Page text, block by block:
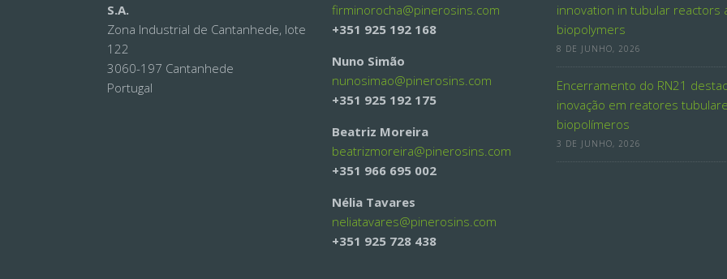
S.A.
Zona Industrial de Cantanhede, lote
122
3060-197 Cantanhede
Portugal
firminorocha@pinerosins.com
+351 925 192 168
Nuno Simão
nunosimao@pinerosins.com
+351 925 192 175
Beatriz Moreira
beatrizmoreira@pinerosins.com
+351 966 695 002
Nélia Tavares
neliatavares@pinerosins.com
+351 925 728 438
innovation in tubular reactors
biopolymers
8 DE JUNHO, 2026
Encerramento do RN21
inovação em reatores
biopolímeros
3 DE JUNHO, 2026